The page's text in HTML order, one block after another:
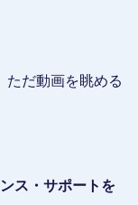
ただ動画を眺める
ス・サポートを